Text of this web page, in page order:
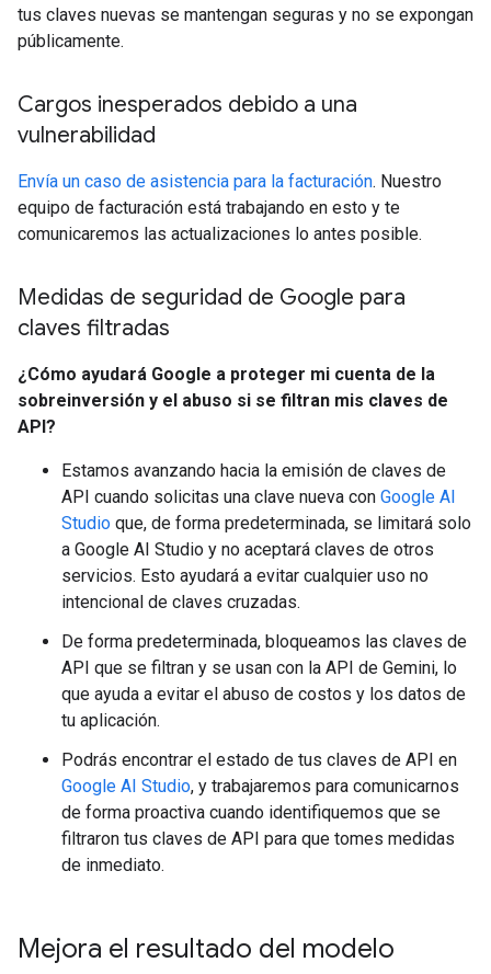
tus claves nuevas se mantengan seguras y no se expongan
públicamente.
Cargos inesperados debido a una
vulnerabilidad
Envía un caso de asistencia para la facturación. Nuestro
equipo de facturación está trabajando en esto y te
comunicaremos las actualizaciones lo antes posible.
Medidas de seguridad de Google para
claves filtradas
¿Cómo ayudará Google a proteger mi cuenta de la
sobreinversión y el abuso si se filtran mis claves de
API?
Estamos avanzando hacia la emisión de claves de
API cuando solicitas una clave nueva con Google AI
Studio que, de forma predeterminada, se limitará solo
a Google AI Studio y no aceptará claves de otros
servicios. Esto ayudará a evitar cualquier uso no
intencional de claves cruzadas.
De forma predeterminada, bloqueamos las claves de
API que se filtran y se usan con la API de Gemini, lo
que ayuda a evitar el abuso de costos y los datos de
tu aplicación.
Podrás encontrar el estado de tus claves de API en
Google AI Studio, y trabajaremos para comunicarnos
de forma proactiva cuando identifiquemos que se
filtraron tus claves de API para que tomes medidas
de inmediato.
Mejora el resultado del modelo